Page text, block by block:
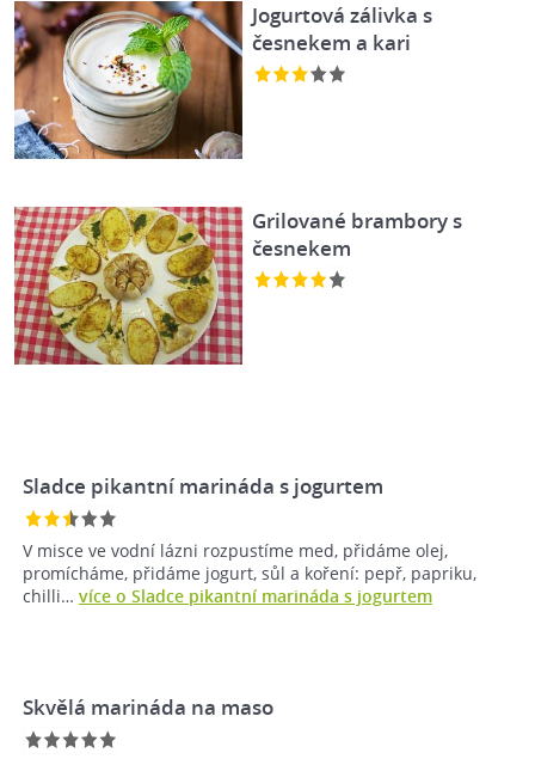
Jogurtová zálivka s
česnekem a kari
Grilované brambory s
česnekem
Sladce pikantní marináda s jogurtem
V misce ve vodní lázni rozpustíme med, přidáme olej,
promícháme, přidáme jogurt, sůl a koření: pepř, papriku,
chilli… více o Sladce pikantní marináda s jogurtem
Skvělá marináda na maso